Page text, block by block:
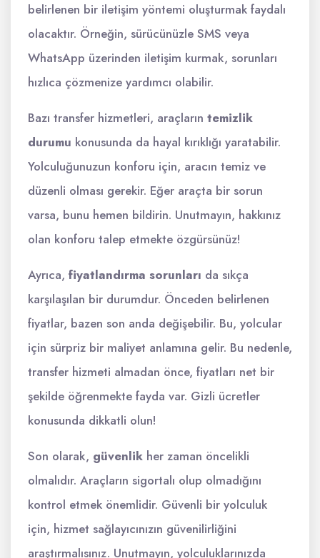
belirlenen bir iletişim yöntemi oluşturmak faydalı
olacaktır. Örneğin, sürücünüzle SMS veya
WhatsApp üzerinden iletişim kurmak, sorunları
hızlıca çözmenize yardımcı olabilir.
Bazı transfer hizmetleri, araçların temizlik
durumu konusunda da hayal kırıklığı yaratabilir.
Yolculuğunuzun konforu için, aracın temiz ve
düzenli olması gerekir. Eğer araçta bir sorun
varsa, bunu hemen bildirin. Unutmayın, hakkınız
olan konforu talep etmekte özgürsünüz!
Ayrıca, fiyatlandırma sorunları da sıkça
karşılaşılan bir durumdur. Önceden belirlenen
fiyatlar, bazen son anda değişebilir. Bu, yolcular
için sürpriz bir maliyet anlamına gelir. Bu nedenle,
transfer hizmeti almadan önce, fiyatları net bir
şekilde öğrenmekte fayda var. Gizli ücretler
konusunda dikkatli olun!
Son olarak, güvenlik her zaman öncelikli
olmalıdır. Araçların sigortalı olup olmadığını
kontrol etmek önemlidir. Güvenli bir yolculuk
için, hizmet sağlayıcınızın güvenilirliğini
araştırmalısınız. Unutmayın, yolculuklarınızda